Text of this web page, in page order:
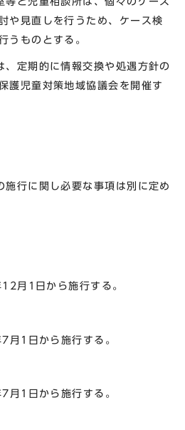
や見直しを行うため、ケース検
うものとする。
定期的に情報交換や処遇方針の
護児童対策地域協議会を開催す
行に関し必要な事項は別に定め
月1日から施行する。
1日から施行する。
1日から施行する。